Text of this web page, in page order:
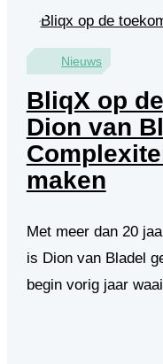
Nieuws
BliqX op
Dion van
maken
Met meer dan 20
is Dion van Bladel
begin vorig jaar